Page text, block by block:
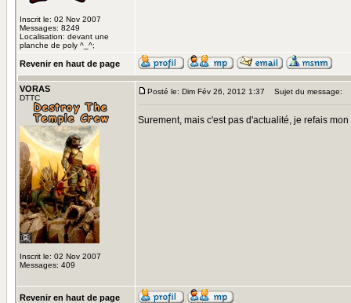
Inscrit le: 02 Nov 2007
Messages: 8249
Localisation: devant une
planche de poly ^_^;
Revenir en haut de page
VORAS
DTTC
Inscrit le: 02 Nov 2007
Messages: 409
Posté le: Dim Fév 26, 2012 1:37 Sujet du message:
Surement, mais c'est pas d'actualité, je refais
Revenir en haut de page